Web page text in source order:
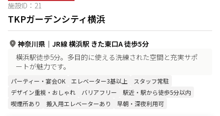
施設ID： 21
TKPガーデンシティ横浜
神奈川県 ｜ JR線 横浜駅 きた東口A 徒歩5分
横浜駅徒歩5分。多目的に使える洗練された空間と充実サポ
ートが魅力です。
パーティー・宴会OK エレベーター3基以上
スタッフ常駐
デザイン重視・おしゃれ
バリアフリー
駅近・駅から徒歩5分以内
喫煙所あり
搬入用エレベーターあり 早朝・深夜利用可